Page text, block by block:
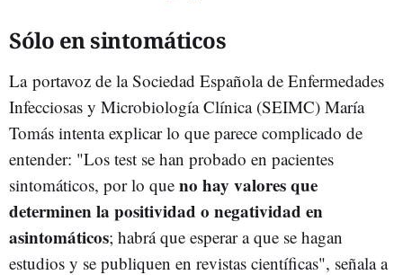
Sólo en sintomáticos
La portavoz de la Sociedad Española de Enfermedades
Infecciosas y Microbiología Clínica (SEIMC) María
Tomás intenta explicar lo que parece complicado de
entender: "Los test se han probado en pacientes
sintomáticos, por lo que no hay valores que
determinen la positividad o negatividad en
asintomáticos; habrá que esperar a que se hagan
estudios y se publiquen en revistas científicas", señala a